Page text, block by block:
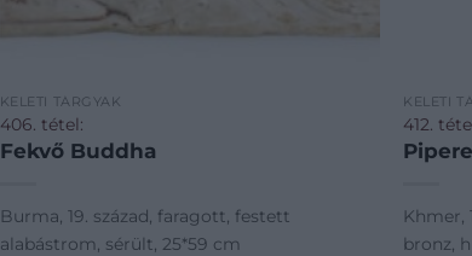
KELETI TÁRGYAK
406. tétel:
Fekvő Buddha
Burma, 19. század, faragott, festett
alabástrom, sérült, 25*59 cm
KELETI
412.
Khmer,
bronz,